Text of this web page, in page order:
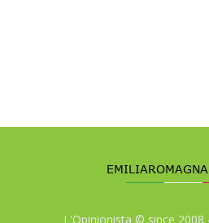
L'Opinionista © since 2008